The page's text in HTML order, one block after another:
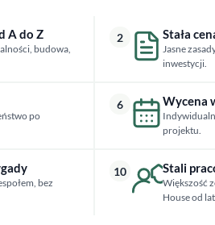
A do Z
budowa,
2 Stała
Jasne
inwestycji.
po
6 Wycena
projektu.
bez
10 Stali
Większość
House od